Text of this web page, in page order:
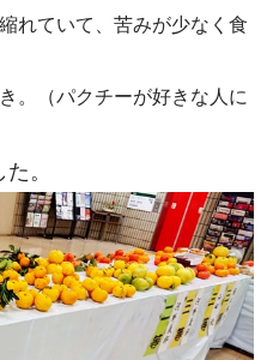
れていて、苦みが少なく食
。（パクチーが好きな人に
。